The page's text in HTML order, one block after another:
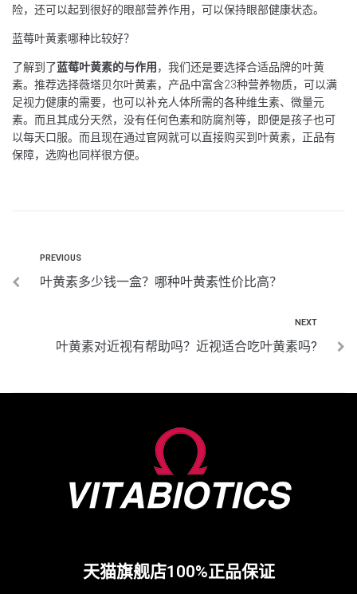
险，还可以起到很好的眼部营养作用，可以保持眼部健康状态。
蓝莓叶黄素哪种比较好？
了解到了蓝莓叶黄素的与作用 ，我们还是要选择合适品牌的叶黄
素。推荐选择薇塔贝尔叶黄素，产品中富含23种营养物质，可以满
足视力健康的需要，也可以补充人体所需的各种维生素、微量元
素。而且其成分天然，没有任何色素和防腐剂等，即便是孩子也可
以每天口服。而且现在通过官网就可以直接购买到叶黄素，正品有
保障，选购也同样很方便。
PREVIOUS
叶黄素多少钱一盒？哪种叶黄素性价比高？
NEXT
叶黄素对近视有帮助吗？近视适合吃叶黄素吗?
天猫旗舰店100%正品保证